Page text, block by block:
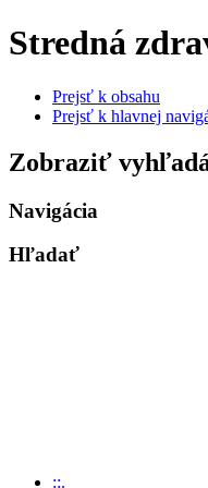
Stredná
Prejsť k obsahu
Prejsť k hlavnej
Zobraziť
Navigácia
Hľadať
::.